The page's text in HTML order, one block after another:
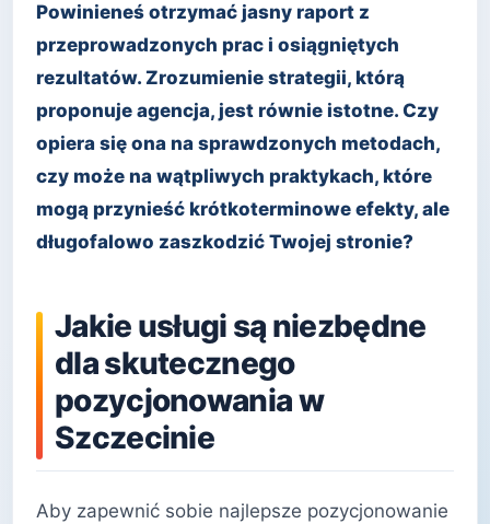
Powinieneś otrzymać jasny raport z
przeprowadzonych prac i osiągniętych
rezultatów. Zrozumienie strategii, którą
proponuje agencja, jest równie istotne. Czy
opiera się ona na sprawdzonych metodach,
czy może na wątpliwych praktykach, które
mogą przynieść krótkoterminowe efekty, ale
długofalowo zaszkodzić Twojej stronie?
Jakie usługi są niezbędne
dla skutecznego
pozycjonowania w
Szczecinie
Aby zapewnić sobie najlepsze pozycjonowanie